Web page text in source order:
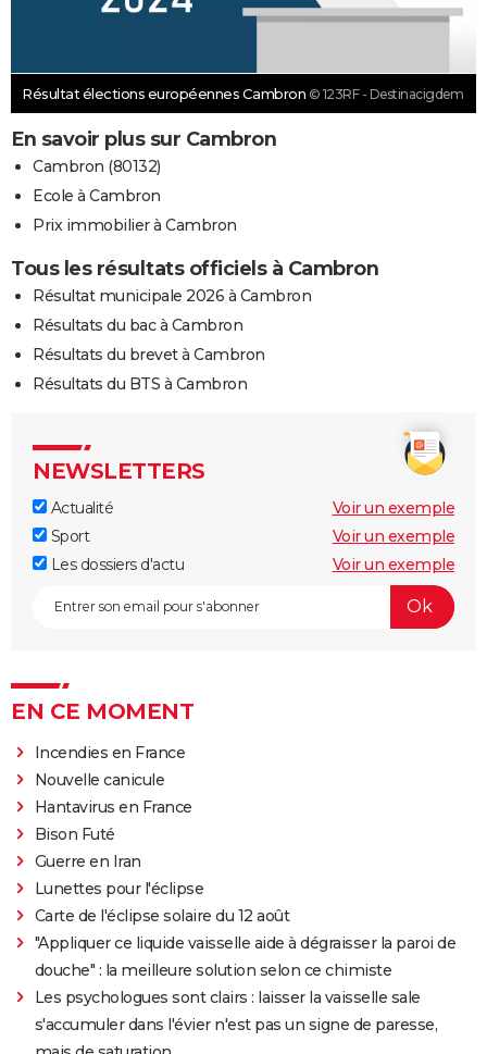
Résultat élections européennes Cambron © 123RF - Destinacigdem
En savoir plus sur Cambron
Cambron (80132)
Ecole à Cambron
Prix immobilier à Cambron
Tous les résultats officiels à Cambron
Résultat municipale 2026 à Cambron
Résultats du bac à Cambron
Résultats du brevet à Cambron
Résultats du BTS à Cambron
NEWSLETTERS
Actualité
Voir un exemple
Sport
Voir un exemple
Les dossiers d'actu
Voir un exemple
EN CE MOMENT
Incendies en France
Nouvelle canicule
Hantavirus en France
Bison Futé
Guerre en Iran
Lunettes pour l'éclipse
Carte de l'éclipse solaire du 12 août
"Appliquer ce liquide vaisselle aide à dégraisser la paroi de
douche" : la meilleure solution selon ce chimiste
Les psychologues sont clairs : laisser la vaisselle sale
s'accumuler dans l'évier n'est pas un signe de paresse,